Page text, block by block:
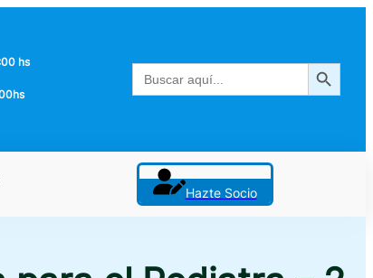
hs
Buscar: Botón de búsqueda
Hazte Socio